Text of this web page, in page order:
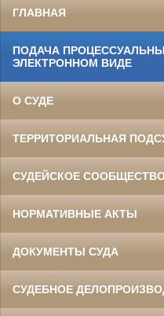
ГЛАВНАЯ
ПОДАЧА
ЭЛЕКТРОННОМ ВИДЕ
О СУДЕ
ТЕРРИТОРИАЛЬНАЯ
СУДЕЙСКОЕ
НОРМАТИВНЫЕ АКТЫ
ДОКУМЕНТЫ СУДА
СУДЕБНОЕ